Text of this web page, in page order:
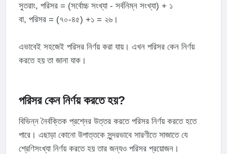
সুতরাং, পরিসর = (সর্বোচ্চ সংখ্যা - সর্বনিম্ন সংখ্যা) + ১
বা, পরিসর = (৭০-৪৫) +১ = ২৬।
এভাবেই সহজেই পরিসর নির্ণয় করা যায়। এখন পরিসর কেন নির্ণয়
করতে হয় তা জানা যাক।
পরিসর কেন নির্ণয় করতে হয়?
বিভিন্ন নৈর্বক্তিক প্রশ্নের উত্তর করতে পরিসর নির্ণয় করতে হতে
পারে। এছাড়া কোনো উপাত্তকে সুন্দরভাবে সারণীতে সাজাতে যে
শ্রেণিসংখ্যা নির্ণয় করতে হয় তার জন্যও পরিসর প্রয়োজন।